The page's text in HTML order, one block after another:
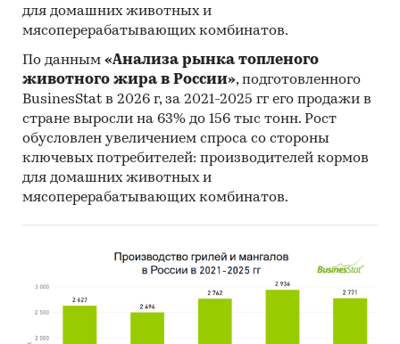
для домашних животных и
мясоперерабатывающих комбинатов.
По данным «Анализа рынка топленого
животного жира в России», подготовленного
BusinesStat в 2026 г, за 2021-2025 гг его продажи в
стране выросли на 63% до 156 тыс тонн. Рост
обусловлен увеличением спроса со стороны
ключевых потребителей: производителей кормов
для домашних животных и
мясоперерабатывающих комбинатов.